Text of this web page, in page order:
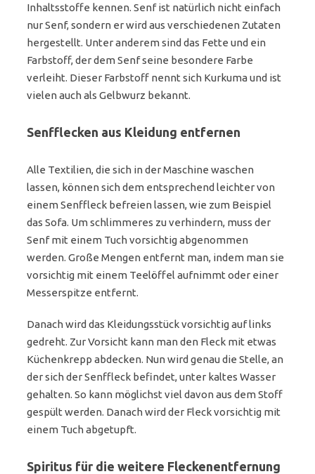
Inhaltsstoffe kennen. Senf ist natürlich nicht einfach
nur Senf, sondern er wird aus verschiedenen Zutaten
hergestellt. Unter anderem sind das Fette und ein
Farbstoff, der dem Senf seine besondere Farbe
verleiht. Dieser Farbstoff nennt sich Kurkuma und ist
vielen auch als Gelbwurz bekannt.
Senfflecken aus Kleidung entfernen
Alle Textilien, die sich in der Maschine waschen
lassen, können sich dem entsprechend leichter von
einem Senffleck befreien lassen, wie zum Beispiel
das Sofa. Um schlimmeres zu verhindern, muss der
Senf mit einem Tuch vorsichtig abgenommen
werden. Große Mengen entfernt man, indem man sie
vorsichtig mit einem Teelöffel aufnimmt oder einer
Messerspitze entfernt.
Danach wird das Kleidungsstück vorsichtig auf links
gedreht. Zur Vorsicht kann man den Fleck mit etwas
Küchenkrepp abdecken. Nun wird genau die Stelle, an
der sich der Senffleck befindet, unter kaltes Wasser
gehalten. So kann möglichst viel davon aus dem Stoff
gespült werden. Danach wird der Fleck vorsichtig mit
einem Tuch abgetupft.
Spiritus für die weitere Fleckenentfernung